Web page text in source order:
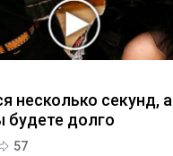
несколько секунд, а
будете долго
57